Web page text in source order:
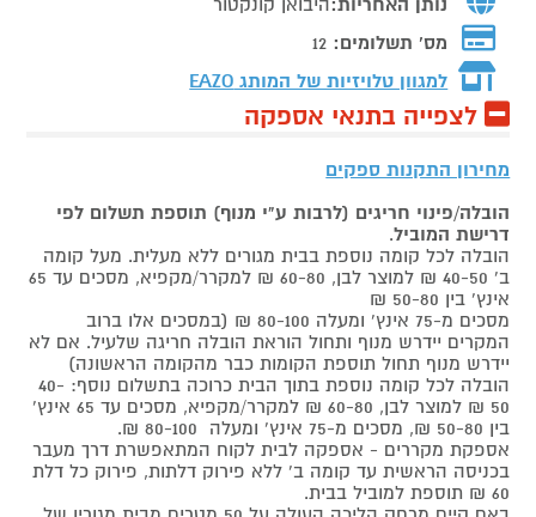
מס' תשלומים: 12
למגוון טלויזיות של המותג EAZO
לצפייה בתנאי אספקה
מחירון התקנות ספקים
הובלה/פינוי חריגים (לרבות ע"י מנוף) תוספת תשלום לפי
דרישת המוביל.
הובלה לכל קומה נוספת בבית מגורים ללא מעלית. מעל קומה
ב' 40-50 ₪ למוצר לבן, 60-80 ₪ למקרר/מקפיא, מסכים עד 65
אינץ' בין 50-80 ₪
מסכים מ-75 אינץ' ומעלה 80-100 ₪ (במסכים אלו ברוב
המקרים יידרש מנוף ותחול הוראת הובלה חריגה שלעיל. אם לא
יידרש מנוף תחול תוספת הקומות כבר מהקומה הראשונה)
הובלה לכל קומה נוספת בתוך הבית כרוכה בתשלום נוסף: 40-
50 ₪ למוצר לבן, 60-80 ₪ למקרר/מקפיא, מסכים עד 65 אינץ'
בין 50-80 ₪, מסכים מ-75 אינץ' ומעלה 80-100 ₪.
אספקת מקררים - אספקה לבית לקוח המתאפשרת דרך מעבר
בכניסה הראשית עד קומה ב' ללא פירוק דלתות, פירוק כל דלת
60 ₪ תוספת למוביל בבית.